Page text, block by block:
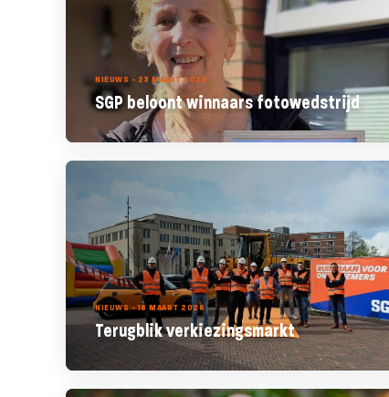
NIEUWS - 23 MAART 2026
SGP beloont winnaars fotowedstrijd
NIEUWS - 16 MAART 2026
Terugblik verkiezingsmarkt